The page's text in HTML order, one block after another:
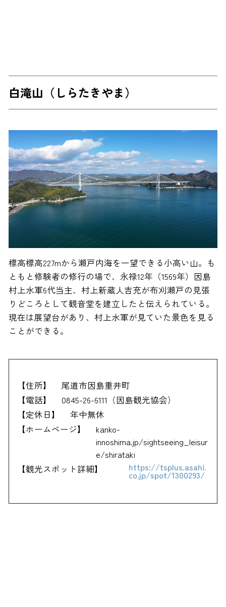
白滝山（しらたきやま）
標高標高227mから瀬戸内海を一望できる小高い山。も
ともと修験者の修行の場で、永禄12年（1569年）因島
村上水軍6代当主、村上新蔵人吉充が布刈瀬戸の見張
りどころとして観音堂を建立したと伝えられている。
現在は展望台があり、村上水軍が見ていた景色を見る
ことができる。
【住所】
尾道市因島重井町
【電話】
0845-26-6111（因島観光協会）
【定休日】
年中無休
【ホームページ】
kanko-
innoshima.jp/sightseeing_leisur
e/shirataki
【観光スポット詳細】
https://tsplus.asahi.
co.jp/spot/1300293/